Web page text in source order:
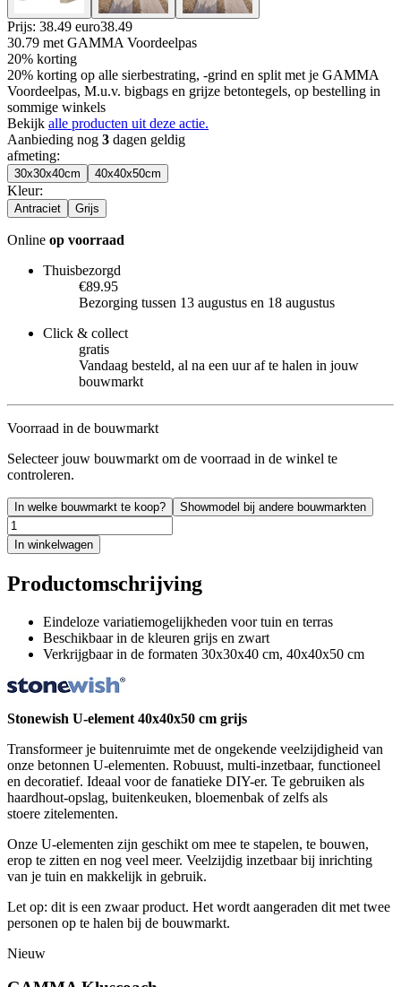
Prijs: 38.49 euro38.49
30.79 met GAMMA Voordeelpas
20% korting
20% korting op alle sierbestrating, -grind en split met je GAMMA
Voordeelpas, M.u.v. bigbags en grijze betontegels, op bestelling in
sommige winkels
Bekijk alle producten uit deze actie.
Aanbieding nog 3 dagen geldig
afmeting:
30x30x40cm 40x40x50cm
Kleur:
Antraciet Grijs
Online op voorraad
Thuisbezorgd
€89.95
Bezorging tussen 13 augustus en 18 augustus
Click & collect
gratis
Vandaag besteld, al na een uur af te halen in jouw
bouwmarkt
Voorraad in de bouwmarkt
Selecteer jouw bouwmarkt om de voorraad in de winkel te
controleren.
In welke bouwmarkt te koop? Showmodel bij andere bouwmarkten
In winkelwagen
Productomschrijving
Eindeloze variatiemogelijkheden voor tuin en terras
Beschikbaar in de kleuren grijs en zwart
Verkrijgbaar in de formaten 30x30x40 cm, 40x40x50 cm
Stonewish U-element 40x40x50 cm grijs
Transformeer je buitenruimte met de ongekende veelzijdigheid van
onze betonnen U-elementen. Robuust, multi-inzetbaar, functioneel
en decoratief. Ideaal voor de fanatieke DIY-er. Te gebruiken als
haardhout-opslag, buitenkeuken, bloemenbak of zelfs als
stoere zitelementen.
Onze U-elementen zijn geschikt om mee te stapelen, te bouwen,
erop te zitten en nog veel meer. Veelzijdig inzetbaar bij inrichting
van je tuin en makkelijk in gebruik.
Let op: dit is een zwaar product. Het wordt aangeraden dit met twee
personen op te halen bij de bouwmarkt.
Nieuw